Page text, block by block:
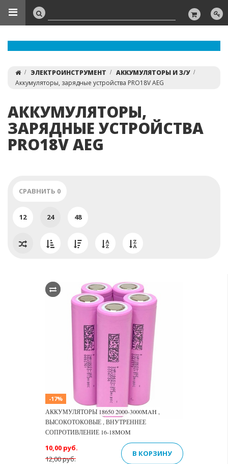
ЭЛЕКТРОИНСТРУМЕНТ
АККУМУЛЯТОРЫ И З/У
Аккумуляторы, зарядные устройства PRO18V AEG
АККУМУЛЯТОРЫ,
ЗАРЯДНЫЕ УСТРОЙСТВА
PRO18V AEG
СРАВНИТЬ 0
12 24 48
-17%
АККУМУЛЯТОРЫ 18650 2000-3000MAH ,
ВЫСОКОТОКОВЫЕ , ВНУТРЕННЕЕ
СОПРОТИВЛЕНИЕ 16-18MOM
12,00 руб.
10,00 руб.
В КОРЗИНУ